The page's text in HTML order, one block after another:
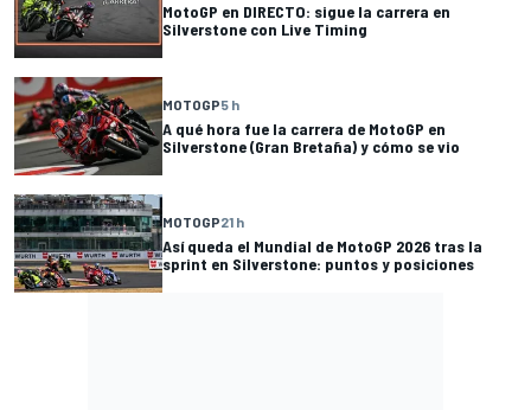
MotoGP en DIRECTO: sigue la carrera en
Silverstone con Live Timing
MOTOGP5 h
A qué hora fue la carrera de MotoGP en
Silverstone (Gran Bretaña) y cómo se vio
MOTOGP21 h
Así queda el Mundial de MotoGP 2026 tras la
sprint en Silverstone: puntos y posiciones